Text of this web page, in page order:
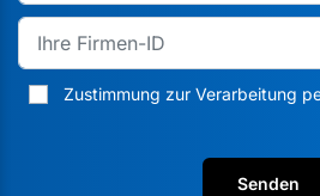
Zustimmung zur Verarbeitung
Senden